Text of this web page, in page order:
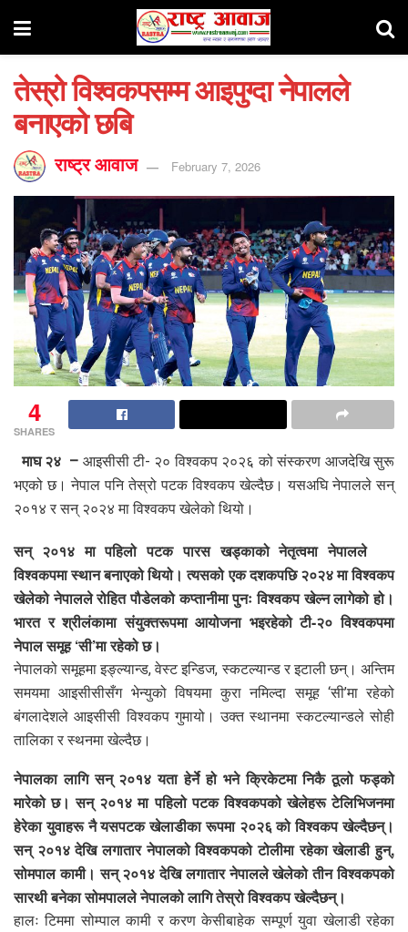
तेस्रो विश्वकपसम्म आइपुग्दा नेपालले
बनाएको छबि
राष्ट्र आवाज February 7, 2026
4
SHARES
माघ २४ – आइसीसी टी- २० विश्वकप २०२६ को संस्करण आजदेखि सुरू
भएको छ। नेपाल पनि तेस्रो पटक विश्वकप खेल्दैछ। यसअघि नेपालले सन्
२०१४ र सन् २०२४ मा विश्वकप खेलेको थियो।
सन् २०१४ मा पहिलो पटक पारस खड्काको नेतृत्वमा नेपालले
विश्वकपमा स्थान बनाएको थियो। त्यसको एक दशकपछि २०२४ मा विश्वकप
खेलेको नेपालले रोहित पौडेलको कप्तानीमा पुनः विश्वकप खेल्न लागेको हो।
भारत र श्रीलंकामा संयुक्तरूपमा आयोजना भइरहेको टी-२० विश्वकपमा
नेपाल समूह ‘सी’मा रहेको छ।
नेपालको समूहमा इङ्ल्यान्ड, वेस्ट इन्डिज, स्कटल्यान्ड र इटाली छन्। अन्तिम
समयमा आइसीसीसँग भेन्युको विषयमा कुरा नमिल्दा समूह ‘सी’मा रहेको
बंगलादेशले आइसीसी विश्वकप गुमायो। उक्त स्थानमा स्कटल्यान्डले सोही
तालिका र स्थनमा खेल्दैछ।
नेपालका लागि सन् २०१४ यता हेर्ने हो भने क्रिकेटमा निकै ठूलो फड्को
मारेको छ। सन् २०१४ मा पहिलो पटक विश्वकपको खेलेहरू टेलिभिजनमा
हेरेका युवाहरू नै यसपटक खेलाडीका रूपमा २०२६ को विश्वकप खेल्दैछन्।
सन् २०१४ देखि लगातार नेपालको विश्वकपको टोलीमा रहेका खेलाडी हुन्,
सोमपाल कामी। सन् २०१४ देखि लगातार नेपालले खेलेको तीन विश्वकपको
सारथी बनेका सोमपालले नेपालको लागि तेस्रो विश्वकप खेल्दैछन्।
हालः टिममा सोम्पाल कामी र करण केसीबाहेक सम्पूर्ण युवा खेलाडी रहेका